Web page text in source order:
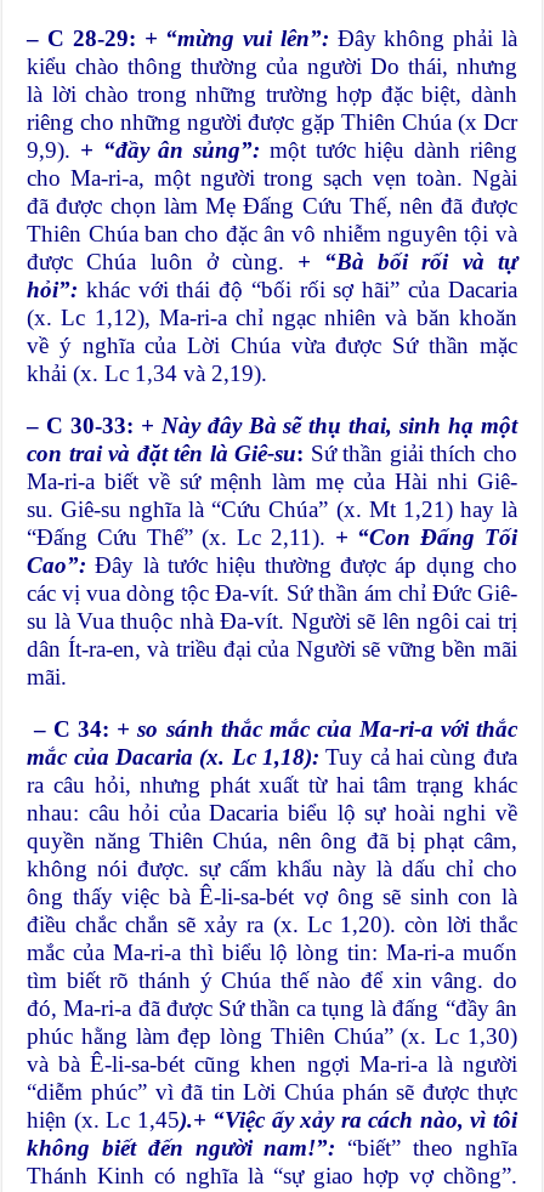
– C 28-29: + “mừng vui lên”: Đây không phải là
kiểu chào thông thường của người Do thái, nhưng
là lời chào trong những trường hợp đặc biệt, dành
riêng cho những người được gặp Thiên Chúa (x Dcr
9,9). + “đầy ân sủng”: một tước hiệu dành riêng
cho Ma-ri-a, một người trong sạch vẹn toàn. Ngài
đã được chọn làm Mẹ Đấng Cứu Thế, nên đã được
Thiên Chúa ban cho đặc ân vô nhiễm nguyên tội và
được Chúa luôn ở cùng. + “Bà bối rối và tự
hỏi”: khác với thái độ “bối rối sợ hãi” của Dacaria
(x. Lc 1,12), Ma-ri-a chỉ ngạc nhiên và băn khoăn
về ý nghĩa của Lời Chúa vừa được Sứ thần mặc
khải (x. Lc 1,34 và 2,19).
– C 30-33: + Này đây Bà sẽ thụ thai, sinh hạ một
con trai và đặt tên là Giê-su: Sứ thần giải thích cho
Ma-ri-a biết về sứ mệnh làm mẹ của Hài nhi Giê-
su. Giê-su nghĩa là “Cứu Chúa” (x. Mt 1,21) hay là
“Đấng Cứu Thế” (x. Lc 2,11). + “Con Đấng Tối
Cao”: Đây là tước hiệu thường được áp dụng cho
các vị vua dòng tộc Đa-vít. Sứ thần ám chỉ Đức Giê-
su là Vua thuộc nhà Đa-vít. Người sẽ lên ngôi cai trị
dân Ít-ra-en, và triều đại của Người sẽ vững bền mãi
mãi.
– C 34: + so sánh thắc mắc của Ma-ri-a với thắc
mắc của Dacaria (x. Lc 1,18): Tuy cả hai cùng đưa
ra câu hỏi, nhưng phát xuất từ hai tâm trạng khác
nhau: câu hỏi của Dacaria biểu lộ sự hoài nghi về
quyền năng Thiên Chúa, nên ông đã bị phạt câm,
không nói được. sự cấm khẩu này là dấu chỉ cho
ông thấy việc bà Ê-li-sa-bét vợ ông sẽ sinh con là
điều chắc chắn sẽ xảy ra (x. Lc 1,20). còn lời thắc
mắc của Ma-ri-a thì biểu lộ lòng tin: Ma-ri-a muốn
tìm biết rõ thánh ý Chúa thế nào để xin vâng. do
đó, Ma-ri-a đã được Sứ thần ca tụng là đấng “đầy ân
phúc hằng làm đẹp lòng Thiên Chúa” (x. Lc 1,30)
và bà Ê-li-sa-bét cũng khen ngợi Ma-ri-a là người
“diễm phúc” vì đã tin Lời Chúa phán sẽ được thực
hiện (x. Lc 1,45).+ “Việc ấy xảy ra cách nào, vì tôi
không biết đến người nam!”: “biết” theo nghĩa
Thánh Kinh có nghĩa là “sự giao hợp vợ chồng”.